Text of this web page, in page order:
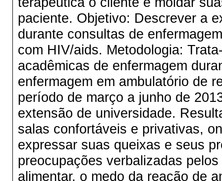
paciente. Objetivo: Descrever a
durante consultas de
com HIV/aids. Metodologia:
acadêmicas de enfermagem
enfermagem em ambulatório de
período de março a junho de
extensão de universidade.
salas confortáveis e privativas,
expressar suas queixas e seus
preocupações verbalizadas
alimentar, o medo da reação de